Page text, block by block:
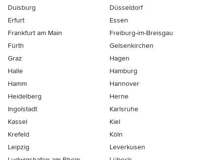
Duisburg
Düsseldorf
Erfurt
Essen
Frankfurt am Main
Freiburg-im-Breisgau
Fürth
Gelsenkirchen
Graz
Hagen
Halle
Hamburg
Hamm
Hannover
Heidelberg
Herne
Ingolstadt
Karlsruhe
Kassel
Kiel
Krefeld
Köln
Leipzig
Leverkusen